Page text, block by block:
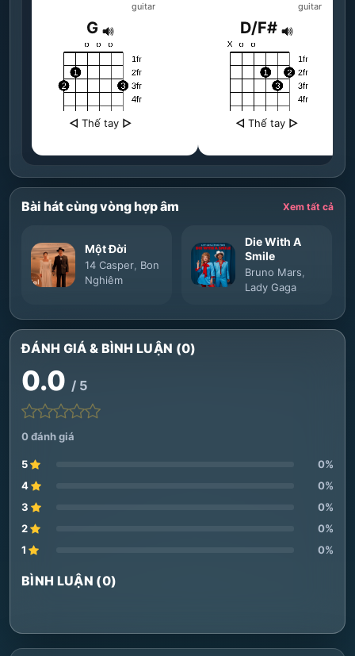
guitar
G
◁ Thế tay ▷
guitar
D/F#
◁ Thế tay ▷
Bài hát cùng vòng hợp âm Xem tất cả
Một Đời
14 Casper Bon
Nghiêm
Die With A
Smile
Bruno Mars
Lady Gaga
ĐÁNH GIÁ & BÌNH LUẬN (0)
0.0 / 5
0 đánh giá
5
0%
4
0%
3
0%
2
0%
1
0%
BÌNH LUẬN (0)